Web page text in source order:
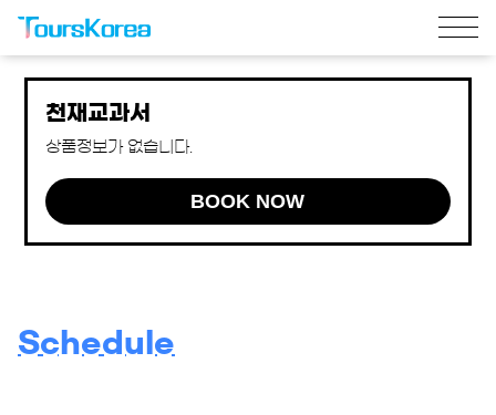
천재교과서
상품정보가 없습니다.
BOOK NOW
Schedule